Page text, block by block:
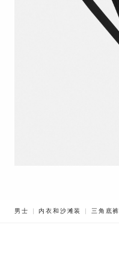
男士 内衣和沙滩装 三角底裤